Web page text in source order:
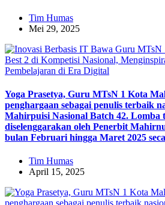
Tim Humas
Mei 29, 2025
Yoga Prasetya, Guru MTsN 1 Kota
penghargaan sebagai penulis terbaik
Mahirpuisi Nasional Batch 42. Lomba
diselenggarakan oleh Penerbit
bulan Februari hingga Maret 2025
Tim Humas
April 15, 2025